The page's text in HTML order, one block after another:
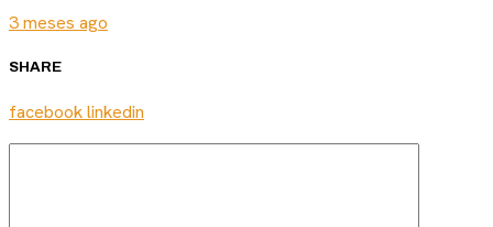
3 meses ago
SHARE
facebooklinkedin